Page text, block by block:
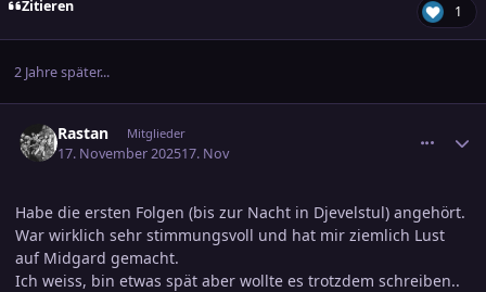
Zitieren 1
2 Jahre später...
Rastan Mitglieder
17. November 202517. Nov
Habe die ersten Folgen (bis zur Nacht in Djevelstul) angehört.
War wirklich sehr stimmungsvoll und hat mir ziemlich Lust
auf Midgard gemacht.
Ich weiss, bin etwas spät aber wollte es trotzdem schreiben..